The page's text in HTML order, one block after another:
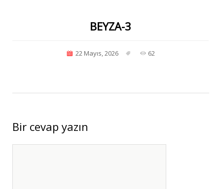
BEYZA-3
22 Mayıs, 2026 62
Bir cevap yazın